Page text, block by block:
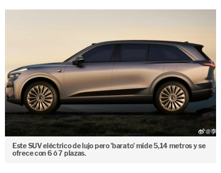
Este SUV eléctrico de lujo pero 'barato' mide 5,14 metros y se
ofrece con 6 ó 7 plazas.